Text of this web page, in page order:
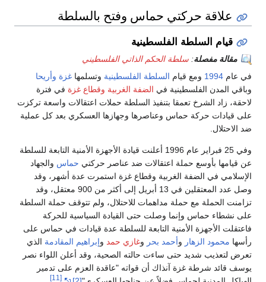
علاقة حركتي حماس وفتح بالسلطة
قيام السلطة الفلسطينية
مقالة مفصلة: سلطة الحكم الذاتي الفلسطيني
في عام 1994 ومع قيام السلطة الفلسطينية وتسلمها غزة وأريحا
وباقي المدن الفلسطينية في الضفة الغربية وقطاع غزة في فترة
لاحقة، زاد الشرخ تعمقا بتنفيذ السلطة حملات اعتقالات واسعة تركزت
على قيادات حركة حماس وعناصرها وجهازها العسكري بعد كل عملية
ضد الاحتلال.
وفي 25 فبراير عام 1996 أعلنت قيادة الأجهزة الأمنية التابعة للسلطة
عن قيامها بأوسع حملة اعتقالات ضد عناصر حركتي حماس والجهاد
الإسلامي في الضفة الغربية وقطاع غزة استمرت عدة أشهر، وقد
وصل عدد المعتقلين في 13 أبريل إلى أكثر من 900 معتقل، وقد
تزامنت الحملة مع حملة مداهمات للاحتلال، ولم تتوقف حملة السلطة
على نشطاء حماس وإنما وصلت حتى القيادة السياسية للحركة
فاعتقلت الأجهزة الأمنية التابعة للسلطة عدة قيادات في حماس على
رأسها محمود الزهار وأحمد بحر وغازي حمد وإبراهيم المقادمة الذي
تعرض لتعذيب شديد حتى ساءت حالته الصحية، وقد أعلن اللواء نصر
يوسف قائد شرطة غزة آنذاك أن قواته "عاقدة العزم على تدمير
[11]